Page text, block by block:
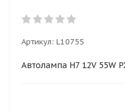
Артикул: L10755
Автолампа H7 12V 55W